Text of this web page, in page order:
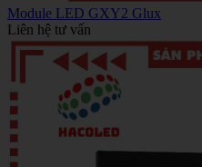
Module LED GXY2 Glux
Liên hệ tư vấn